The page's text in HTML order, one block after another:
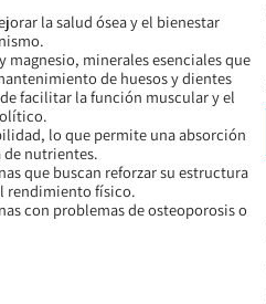
la salud ósea y el bienestar
magnesio, minerales esenciales que
de huesos y dientes
facilitar la función muscular y el
lo que permite una absorción
de nutrientes.
que buscan reforzar su estructura
rendimiento físico.
con problemas de osteoporosis o